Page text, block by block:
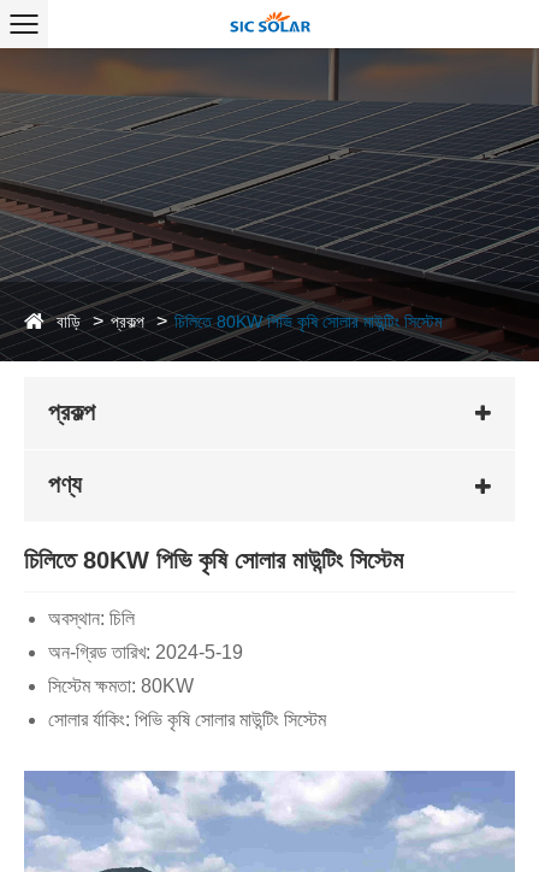
বাড়ি প্রকল্প চিলিতে 80KW পিভি কৃষি সোলার মাউন্টিং সিস্টেম
প্রকল্প
পণ্য
চিলিতে 80KW পিভি কৃষি সোলার মাউন্টিং সিস্টেম
অবস্থান: চিলি
অন-গ্রিড তারিখ: 2024-5-19
সিস্টেম ক্ষমতা: 80KW
সোলার র্যাকিং: পিভি কৃষি সোলার মাউন্টিং সিস্টেম